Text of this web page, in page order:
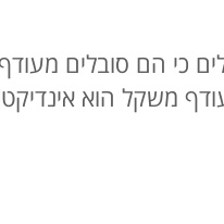
כי הם סובלים מעודף
משקל הוא